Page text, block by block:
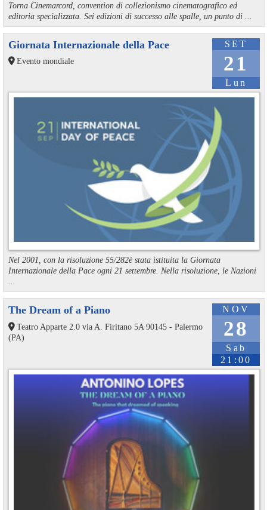
Torna Cinemarcord, convention di collezionismo cinematografico ed
editoria specializzata. Sei edizioni di successo alle spalle, un punto di ...
SET
21
Lun
Giornata Internazionale della Pace
Evento mondiale
Nel 2001, con la risoluzione 55/282è stata istituita la Giornata
Internazionale della Pace ogni 21 settembre. Nella risoluzione, le Nazioni
...
NOV
28
Sab
21:00
The Dream of a Piano
Teatro Apparte 2.0 via A. Firitano 5A 90145 - Palermo
(PA)